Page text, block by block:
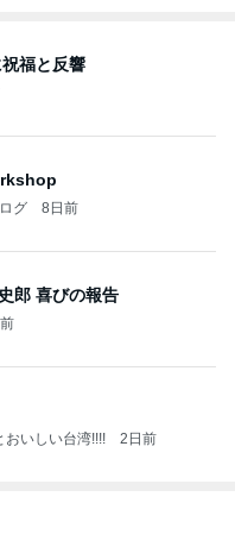
福と反響
グ 8日前
郎 喜びの報告
おいしい台湾!!!! 2日前